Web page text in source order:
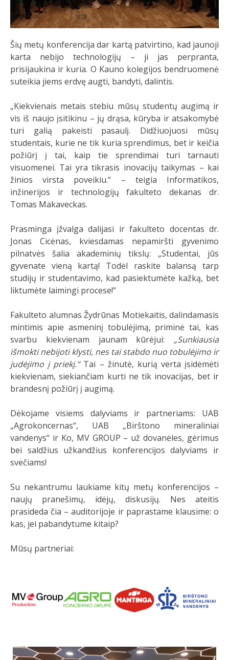
Šių metų konferencija dar kartą patvirtino, kad jaunoji
karta nebijo technologijų – ji jas perpranta,
prisijaukina ir kuria. O Kauno kolegijos bendruomenė
suteikia jiems erdvę augti, bandyti, dalintis.
„Kiekvienais metais stebiu mūsų studentų augimą ir
vis iš naujo įsitikinu – jų drąsa, kūryba ir atsakomybė
turi galią pakeisti pasaulį. Didžiuojuosi mūsų
studentais, kurie ne tik kuria sprendimus, bet ir keičia
požiūrį į tai, kaip tie sprendimai turi tarnauti
visuomenei. Tai yra tikrasis inovacijų taikymas – kai
žinios virsta poveikiu.“ – teigia Informatikos,
inžinerijos ir technologijų fakulteto dekanas dr.
Tomas Makaveckas.
Prasminga įžvalga dalijasi ir fakulteto docentas dr.
Jonas Cicėnas, kviesdamas nepamiršti gyvenimo
pilnatvės šalia akademinių tikslų: „Studentai, jūs
gyvenate vieną kartą! Todėl raskite balansą tarp
studijų ir studentavimo, kad pasiektumėte kažką, bet
liktumėte laimingi procese!“
Fakulteto alumnas Žydrūnas Motiekaitis, dalindamasis
mintimis apie asmeninį tobulėjimą, priminė tai, kas
svarbu kiekvienam jaunam kūrėjui: „Sunkiausia
išmokti nebijoti klysti, nes tai stabdo nuo tobulėjimo ir
judėjimo į priekį.“Tai – žinutė, kurią verta įsidėmėti
kiekvienam, siekiančiam kurti ne tik inovacijas, bet ir
brandesnį požiūrį į augimą.
Dėkojame visiems dalyviams ir partneriams: UAB
„Agrokoncernas“, UAB „Birštono mineraliniai
vandenys“ ir Ko, MV GROUP – už dovanėles, gėrimus
bei saldžius užkandžius konferencijos dalyviams ir
svečiams!
Su nekantrumu laukiame kitų metų konferencijos –
naujų pranešimų, idėjų, diskusijų. Nes ateitis
prasideda čia – auditorijoje ir paprastame klausime: o
kas, jei pabandytume kitaip?
Mūsų partneriai: